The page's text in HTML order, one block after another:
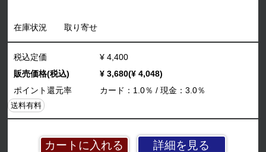
在庫状況 取り寄せ
詳細を見る
税込定価
¥ 4,400
販売価格(税込)
¥ 3,680(¥ 4,048)
ポイント還元率
カード：1.0％ / 現金：3.0％
送料有料